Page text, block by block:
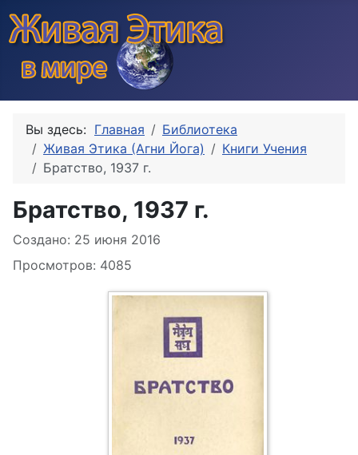
Вы здесь: Главная
Библиотека
Живая Этика (Агни Йога)
Книги Учения
Братство, 1937 г.
Братство, 1937 г.
Информация о материале
Создано: 25 июня 2016
Просмотров: 4085